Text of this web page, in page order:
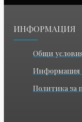
ИНФОРМАЦИЯ
Общи
Информация
Политика за